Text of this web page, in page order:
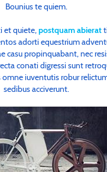
Bounius te quiem.
et quiete,postquam abierat
adorti equestrium
casu propinquabant, nec
conati digressi sunt
iuventutis robur
sedibus acciverunt.